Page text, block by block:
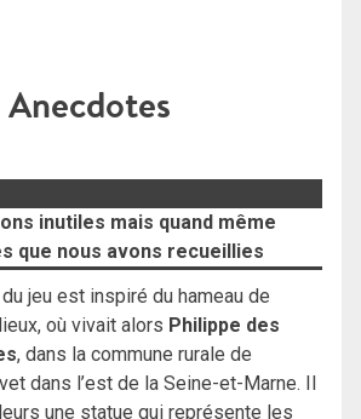
Anecdotes
inutiles mais quand même
que nous avons recueillies
jeu est inspiré du hameau de
où vivait alors Philippe des
, dans la commune rurale de
dans l’est de la Seine-et-Marne. Il
une statue qui représente les